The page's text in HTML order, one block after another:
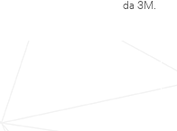
da 3M.